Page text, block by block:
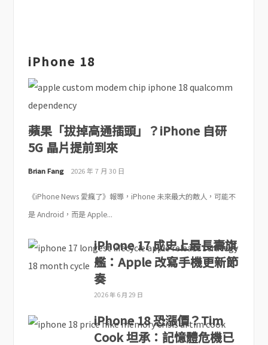
iPhone 18
蘋果「拔掉高通插頭」？iPhone 自研
5G 晶片提前到來
Brian Fang 2026 年 7 月 30 日
《iPhone News 愛瘋了》報導，iPhone 未來最大的敵人，可能不
是 Android，而是 Apple...
iPhone 17 成史上最長壽旗
艦：Apple 改寫手機更新節
奏
2026 年 6 月 29 日
iPhone 18 恐漲價？Tim
Cook 坦承：記憶體危機已